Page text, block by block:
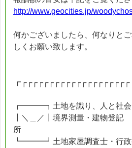
http://www.geocities.jp/
何かございましたら、何なりと
しくお願い致します。
┏━━━┓土地を識り、人と社会
┃＼＿／┃境界測量・建物登記
所
┗━━━┛土地家屋調査士・行